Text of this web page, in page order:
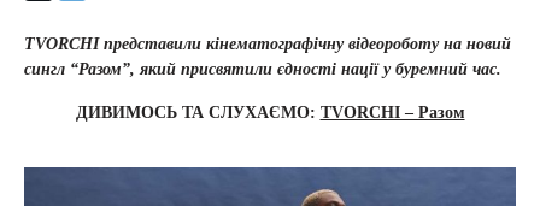
TVORCHI представили кінематографічну відеороботу на новий
сингл “Разом”, який присвятили єдності нації у буремний час.
ДИВИМОСЬ ТА СЛУХАЄМО: TVORCHI – Разом